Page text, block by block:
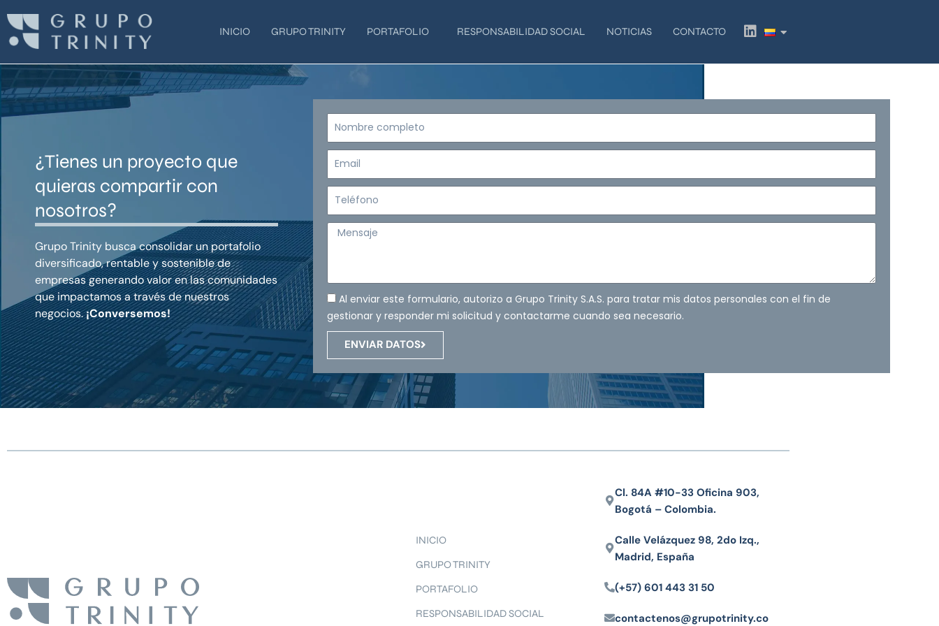
contenido
INICIO GRUPO TRINITY PORTAFOLIO RESPONSABILIDAD SOCIAL NOTICIAS CONTACTO
L
i
k
¿Tienes un proyecto que
quieras compartir con
nosotros?
Grupo Trinity busca consolidar un portafolio
diversificado, rentable y sostenible de
empresas generando valor en las comunidades
que impactamos a través de nuestros
negocios.¡Conversemos!
Nombre
Email
Teléfono
Mensaje
Al enviar este formulario, autorizo a Grupo Trinity S.A.S. para tratar mis datos personales con el fin de
gestionar y responder mi solicitud y contactarme cuando sea necesario.
ENVIAR DATOS
INICIO
GRUPO TRINITY
PORTAFOLIO
RESPONSABILIDAD SOCIAL
Cl. 84A #10-33 Oficina 903,
Bogotá – Colombia.
Calle Velázquez 98, 2do Izq.,
Madrid, España
(+57) 601 443 31 50
contactenos@grupotrinity.co